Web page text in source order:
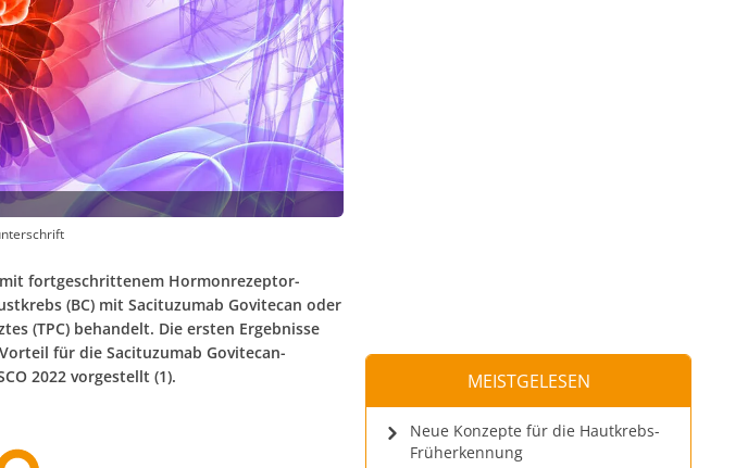
mit fortgeschrittenem Hormonrezeptor-
(BC) mit Sacituzumab Govitecan oder
(TPC) behandelt. Die ersten Ergebnisse
für die Sacituzumab Govitecan-
2022 vorgestellt (1).
MEISTGELESEN
Neue Konzepte für die Hautkrebs-
Früherkennung